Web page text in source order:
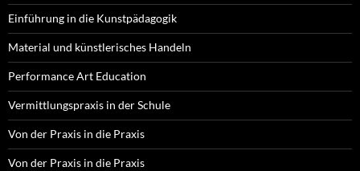
Einführung in die Kunstpädagogik
Material und künstlerisches Handeln
Performance Art Education
Vermittlungspraxis in der Schule
Von der Praxis in die Praxis
Von der Praxis in die Praxis